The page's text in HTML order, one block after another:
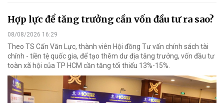
Hợp lực để tăng trưởng cần vốn đầu tư ra sao?
08/08/2026 16:29
Theo TS Cấn Văn Lực, thành viên Hội đồng Tư vấn chính sách tài
chính - tiền tệ quốc gia, để tạo thêm dư địa tăng trưởng, vốn đầu tư
toàn xã hội của TP HCM cần tăng tối thiểu 13%-15%.